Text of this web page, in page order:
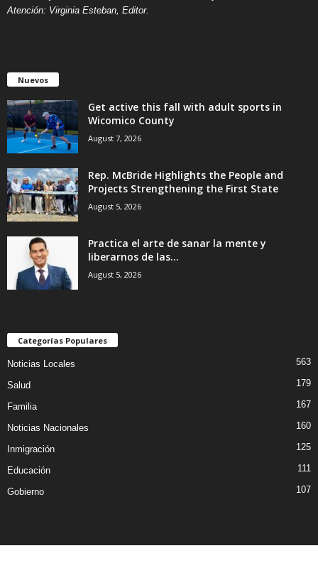
Atención: Virginia Esteban, Editor.
Nuevos
Get active this fall with adult sports in
Wicomico County
August 7, 2026
Rep. McBride Highlights the People and
Projects Strengthening the First State
August 5, 2026
Practica el arte de sanar la mente y
liberarnos de las...
August 5, 2026
Categorías Populares
Noticias Locales 563
Salud 179
Familia 167
Noticias Nacionales 160
Inmigración 125
Educación 111
Gobierno 107